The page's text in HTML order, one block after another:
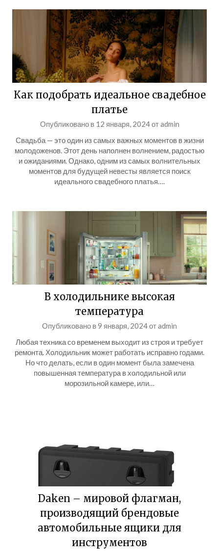
Как подобрать идеальное свадебное
платье
Опубликовано в 12 января, 2024отadmin
Свадьба — это один из самых важных моментов в жизни
молодоженов. Этот день наполнен волнением, радостью
и ожиданиями. Однако, одним из самых волнительных
моментов для будущей невесты является поиск
идеального свадебного платья….
В холодильнике высокая
температура
Опубликовано в9 января, 2024отadmin
Любая техника со временем выходит из строя и требует
ремонта. Холодильник может работать исправно годами.
Но что делать, если в один момент была замечена
повышенная температура в холодильной или
морозильной камере, или…
Daken – мировой флагман,
производящий брендовые
автомобильные ящики для
инструментов